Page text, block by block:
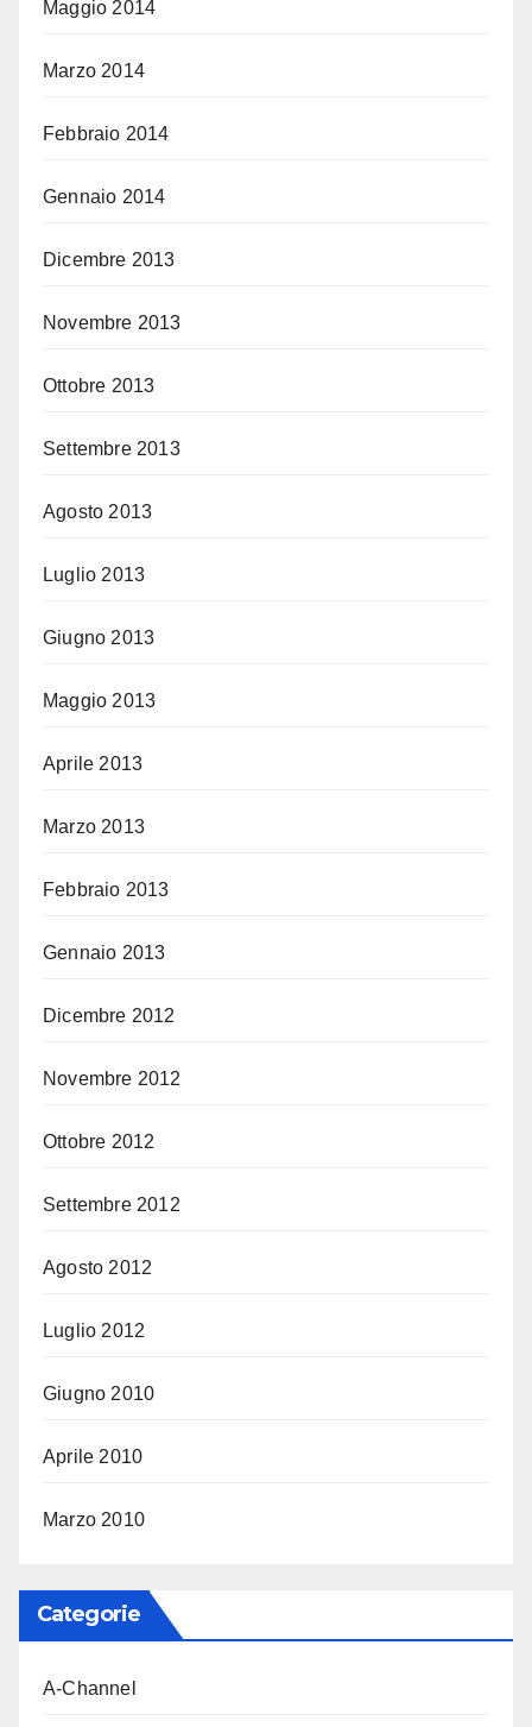
Maggio 2014
Marzo 2014
Febbraio 2014
Gennaio 2014
Dicembre 2013
Novembre 2013
Ottobre 2013
Settembre 2013
Agosto 2013
Luglio 2013
Giugno 2013
Maggio 2013
Aprile 2013
Marzo 2013
Febbraio 2013
Gennaio 2013
Dicembre 2012
Novembre 2012
Ottobre 2012
Settembre 2012
Agosto 2012
Luglio 2012
Giugno 2010
Aprile 2010
Marzo 2010
Categorie
A-Channel